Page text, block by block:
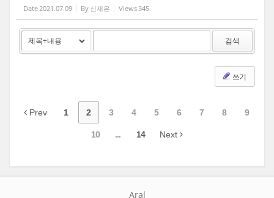
Date2021.07.09 By 신재은 Views345
검색
쓰기
Prev 1 2 3 4 5 6 7 8 9
10 ... 14 Next
Aral